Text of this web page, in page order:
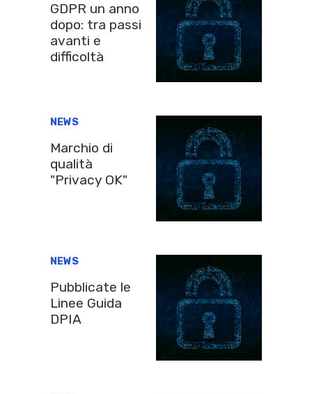
GDPR un anno
dopo: tra passi
avanti e
difficoltà
NEWS
Marchio di
qualità
"Privacy OK"
NEWS
Pubblicate le
Linee Guida
DPIA